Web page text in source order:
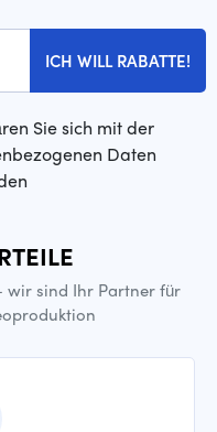
ICH WILL RABATTE!
Sie sich mit der
Daten
wir sind Ihr Partner für